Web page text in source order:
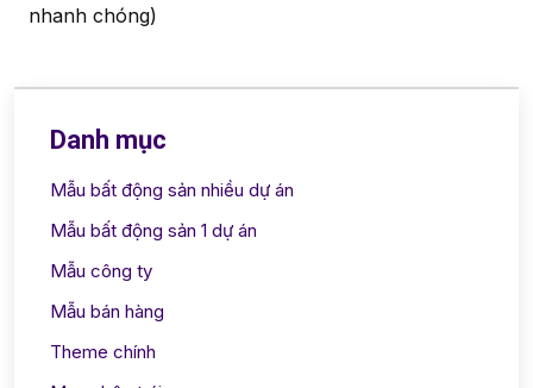
nhanh chóng)
Danh mục
Mẫu bất động sản nhiều dự án
Mẫu bất động sản 1 dự án
Mẫu công ty
Mẫu bán hàng
Theme chính